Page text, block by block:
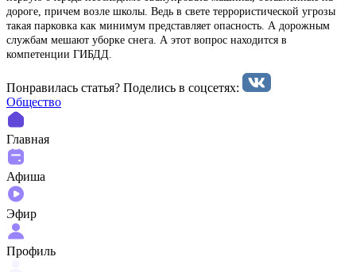
дороге, причем возле школы. Ведь в свете террористической угрозы
такая парковка как минимум представляет опасность. А дорожным
службам мешают уборке снега. А этот вопрос находится в
компетенции ГИБДД.
Понравилась статья? Поделиcь в соцсетях:
Общество
Главная
Афиша
Эфир
Профиль